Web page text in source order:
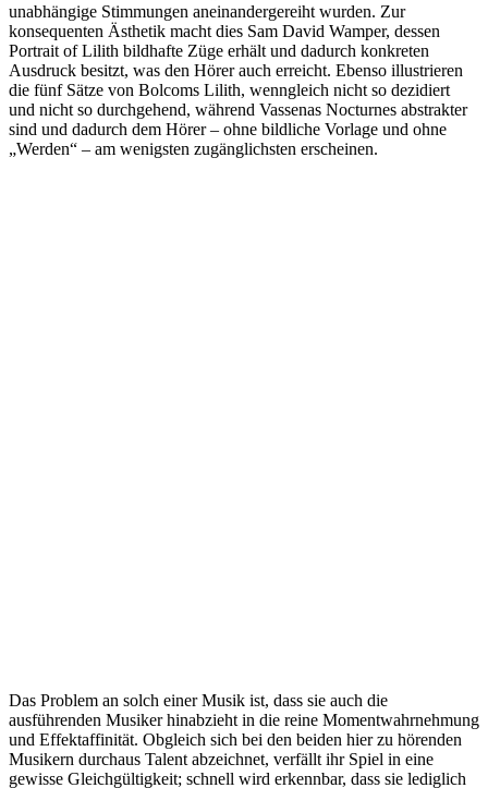
unabhängige Stimmungen aneinandergereiht wurden. Zur
konsequenten Ästhetik macht dies Sam David Wamper, dessen
Portrait of Lilith bildhafte Züge erhält und dadurch konkreten
Ausdruck besitzt, was den Hörer auch erreicht. Ebenso illustrieren
die fünf Sätze von Bolcoms Lilith, wenngleich nicht so dezidiert
und nicht so durchgehend, während Vassenas Nocturnes abstrakter
sind und dadurch dem Hörer – ohne bildliche Vorlage und ohne
„Werden“ – am wenigsten zugänglichsten erscheinen.
Das Problem an solch einer Musik ist, dass sie auch die
ausführenden Musiker hinabzieht in die reine Momentwahrnehmung
und Effektaffinität. Obgleich sich bei den beiden hier zu hörenden
Musikern durchaus Talent abzeichnet, verfällt ihr Spiel in eine
gewisse Gleichgültigkeit; schnell wird erkennbar, dass sie lediglich